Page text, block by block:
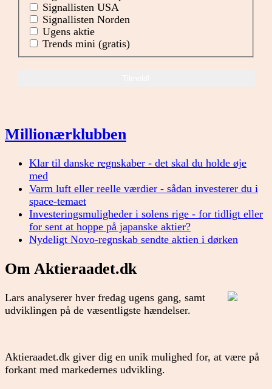
Signallisten USA
Signallisten Norden
Ugens aktie
Trends mini (gratis)
Millionærklubben
Klar til danske regnskaber - det skal du holde øje
med
Varm luft eller reelle værdier - sådan investerer du i
space-temaet
Investeringsmuligheder i solens rige - for tidligt eller
for sent at hoppe på japanske aktier?
Nydeligt Novo-regnskab sendte aktien i dørken
Om Aktieraadet.dk
Lars analyserer hver fredag ugens gang, samt
udviklingen på de væsentligste hændelser.
Aktieraadet.dk giver dig en unik mulighed for, at være på
forkant med markedernes udvikling.